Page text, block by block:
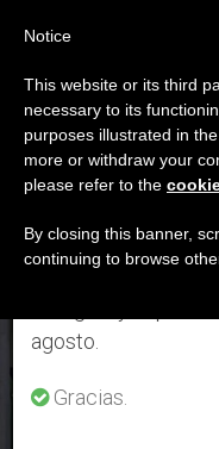
ETIQUETA
Civil’
ÚLTIMAS NOTICIAS
Aviso
Del 27 de julio al
anual,
se generan menos
agosto.
Gracias.
Notice
This website or its third
necessary to its
purposes illustrated in
more or withdraw your
please refer to the
By closing this banner,
continuing to browse